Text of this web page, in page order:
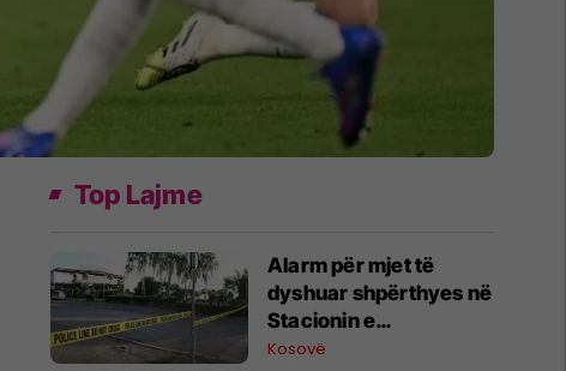
Top Lajme
Alarm për mjet të
dyshuar shpërthyes në
Stacionin e
Autobusëve në
Kosovë